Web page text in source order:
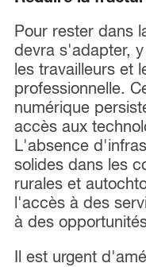
Pour rester dans
devra s'adapter,
les travailleurs et
professionnelle.
numérique
accès aux
L'absence
solides dans les
rurales et
l'accès à des
à des
Il est urgent